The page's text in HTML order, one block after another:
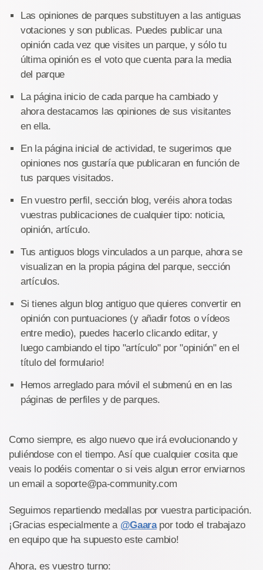
Las opiniones de parques substituyen a las antiguas
votaciones y son publicas. Puedes publicar una
opinión cada vez que visites un parque, y sólo tu
última opinión es el voto que cuenta para la media
del parque
La página inicio de cada parque ha cambiado y
ahora destacamos las opiniones de sus visitantes
en ella.
En la página inicial de actividad, te sugerimos que
opiniones nos gustaría que publicaran en función de
tus parques visitados.
En vuestro perfil, sección blog, veréis ahora todas
vuestras publicaciones de cualquier tipo: noticia,
opinión, artículo.
Tus antiguos blogs vinculados a un parque, ahora se
visualizan en la propia página del parque, sección
artículos.
Si tienes algun blog antiguo que quieres convertir en
opinión con puntuaciones (y añadir fotos o vídeos
entre medio), puedes hacerlo clicando editar, y
luego cambiando el tipo "artículo" por "opinión" en el
título del formulario!
Hemos arreglado para móvil el submenú en en las
páginas de perfiles y de parques.
Como siempre, es algo nuevo que irá evolucionando y
puliéndose con el tiempo. Así que cualquier cosita que
veais lo podéis comentar o si veis algun error enviarnos
un email a soporte@pa-community.com
Seguimos repartiendo medallas por vuestra participación.
¡Gracias especialmente a @Gaarapor todo el trabajazo
en equipo que ha supuesto este cambio!
Ahora, es vuestro turno: